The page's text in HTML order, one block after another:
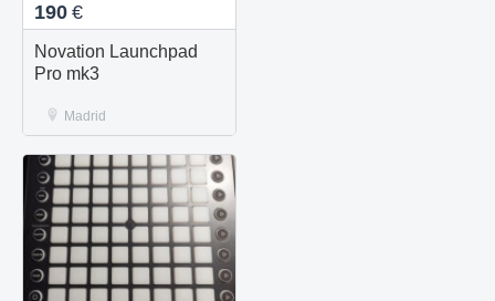
190 €
Novation Launchpad
Pro mk3
Madrid